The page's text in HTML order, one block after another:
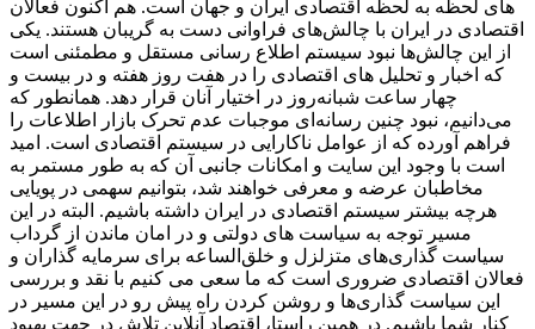
های لحظه به لحظه اقتصادی ایران و جهان است. هم اکنون فعالان
اقتصادی در ایران با چالش‌های فراوانی دست به گریبان هستند. یکی
از این چالش‌ها نبود سیستم اطلاع رسانی مستقل و مطمئنی است
که اخبار و تحلیل های اقتصادی را در هفت روز هفته و در بیست و
چهار ساعت شبانه‌روز در اختیار آنان قرار دهد. همانطور که
می‌دانیم، نبود چنین رسانه‌ای موجبات عدم تحرک بازار اطلاعات را
فراهم آورده که از عوامل ناکارایی در سیستم اقتصادی است. امید
است با وجود این سایت و امکانات جانبی آن که به طور مستمر به
مخاطبان عرضه و معرفی خواهند شد، بتوانیم سهمی در پویایی
هرچه بیشتر سیستم اقتصادی در ایران داشته باشیم. البته در این
مسیر توجه به سیاست های دولتی و در امان ماندن از گرداب
سیاست گذاری‌های متزلزل و خلق‌الساعه برای سرمایه گذاران و
فعالان اقتصادی ضروری است که ما سعی می کنیم با نقد و بررسی
این سیاست گذاری‌ها و روشن کردن راه پیش رو در این مسیر در
کنار شما باشیم. در همین راستا، اقتصاد آنلاین تلاش در جهت بهبود